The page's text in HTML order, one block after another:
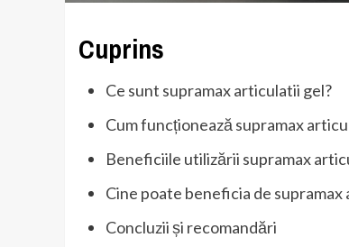
Cuprins
Ce sunt supramax articulatii gel?
Cum funcționează supramax
Beneficiile utilizării supramax
Cine poate beneficia de
Concluzii și recomandări